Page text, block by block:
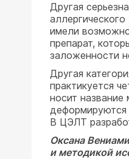
Другая
имели
препарат,
заложенности
Другая
практикуется
носит
деформируются
В ЦЭЛТ
Оксана
и методикой